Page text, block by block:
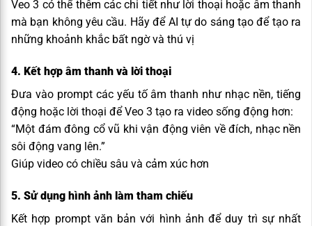
Veo 3 có thể thêm các chi tiết như lời thoại hoặc âm thanh
mà bạn không yêu cầu. Hãy để AI tự do sáng tạo để tạo ra
những khoảnh khắc bất ngờ và thú vị
4. Kết hợp âm thanh và lời thoại
Đưa vào prompt các yếu tố âm thanh như nhạc nền, tiếng
động hoặc lời thoại để Veo 3 tạo ra video sống động hơn:
“Một đám đông cổ vũ khi vận động viên về đích, nhạc nền
sôi động vang lên.”
Giúp video có chiều sâu và cảm xúc hơn
5. Sử dụng hình ảnh làm tham chiếu
Kết hợp prompt văn bản với hình ảnh để duy trì sự nhất